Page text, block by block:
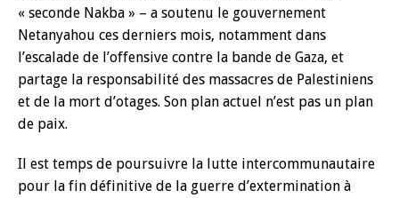
« seconde Nakba » – a soutenu le gouvernement
Netanyahou ces derniers mois, notamment dans
l’escalade de l’offensive contre la bande de Gaza, et
partage la responsabilité des massacres de Palestiniens
et de la mort d’otages. Son plan actuel n’est pas un plan
de paix.
Il est temps de poursuivre la lutte intercommunautaire
pour la fin définitive de la guerre d’extermination à